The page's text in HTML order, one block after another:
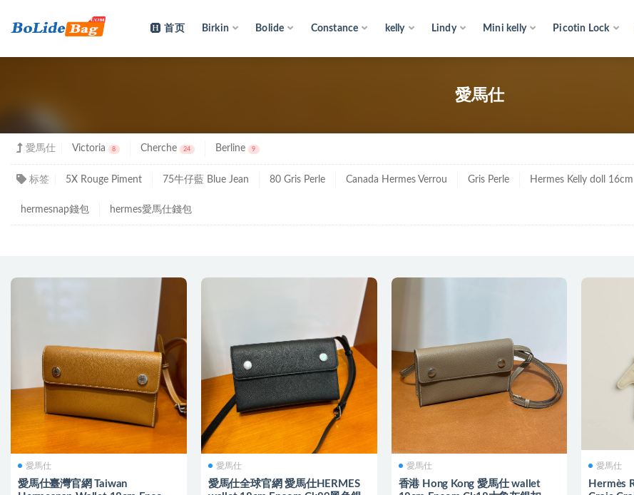
首页 Birkin Bolide Constance kelly Lindy Mini kelly Picotin Lock
愛馬仕
愛馬仕 Victoria 8 Cherche 24 Berline 9
标签 5X Rouge Piment 75牛仔藍 Blue Jean 80 Gris Perle Canada Hermes Verrou Gris Perle Hermes Kelly doll 16cm
hermesnap錢包 hermes愛馬仕錢包
愛馬仕
愛馬仕臺灣官網 Taiwan
愛馬仕
愛馬仕全球官網 愛馬仕HERMES
愛馬仕
香港 Hong Kong 愛馬仕 wallet
愛馬仕
Hermès